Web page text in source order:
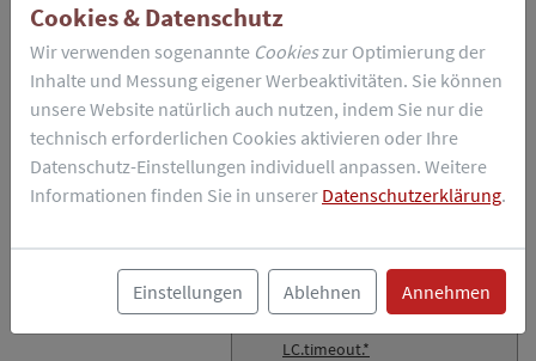
Funktionsweise
custom.lua
Testen eigener Programme
Beispiel-Code
LiveConfig Lua-Module
LC.crypt.*
LC.expect.*
LC.log.*
LC.mutex.*
LC.sys.*
LC.timeout.*
Cookies & Datenschutz
Wir verwenden sogenannte Cookieszur Optimierung der
Inhalte und Messung eigener Werbeaktivitäten. Sie können
unsere Website natürlich auch nutzen, indem Sie nur die
technisch erforderlichen Cookies aktivieren oder Ihre
Datenschutz-Einstellungen individuell anpassen. Weitere
Informationen finden Sie in unserer Datenschutzerklärung.
Einstellungen Ablehnen Annehmen